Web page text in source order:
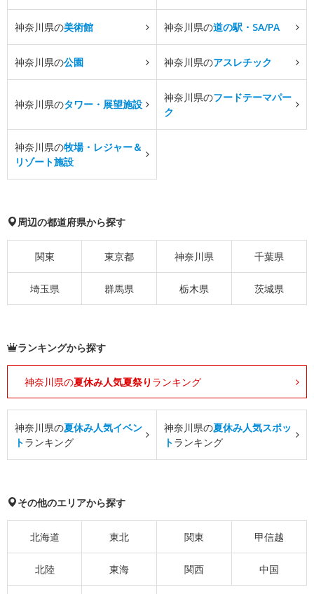
神奈川県の美術館 神奈川県の道の駅・SA/PA
神奈川県の公園 神奈川県のアスレチック
神奈川県のタワー・展望施設
神奈川県のフードテーマパー
ク
神奈川県の牧場・レジャー＆
リゾート施設
周辺の都道府県から探す
関東 東京都 神奈川県 千葉県
埼玉県 群馬県 栃木県 茨城県
ランキングから探す
神奈川県の夏休み人気夏祭り ランキング
神奈川県の夏休み人気イベン
トランキング
神奈川県の夏休み人気スポッ
トランキング
その他のエリアから探す
北海道 東北 関東 甲信越
北陸 東海 関西 中国